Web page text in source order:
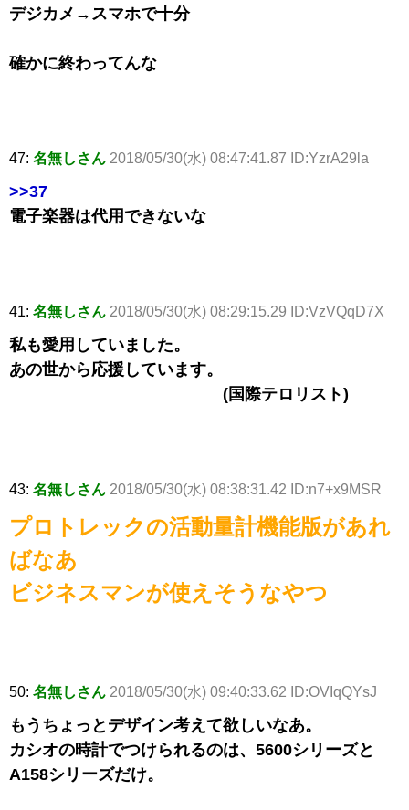
デジカメ→スマホで十分
確かに終わってんな
47: 名無しさん 2018/05/30(水) 08:47:41.87 ID:YzrA29la
>>37
電子楽器は代用できないな
41: 名無しさん 2018/05/30(水) 08:29:15.29 ID:VzVQqD7X
私も愛用していました。
あの世から応援しています。
(国際テロリスト)
43: 名無しさん 2018/05/30(水) 08:38:31.42 ID:n7+x9MSR
プロトレックの活動量計機能版があれ
ばなあ
ビジネスマンが使えそうなやつ
50: 名無しさん 2018/05/30(水) 09:40:33.62 ID:OVIqQYsJ
もうちょっとデザイン考えて欲しいなあ。
カシオの時計でつけられるのは、5600シリーズと
A158シリーズだけ。